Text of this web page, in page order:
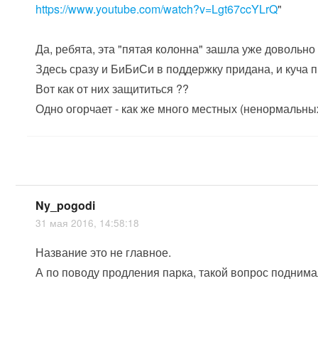
https://www.youtube.com/watch?v=Lgt67ccYLrQ"
Да, ребята, эта "пятая колонна" зашла уже
Здесь сразу и БиБиСи в поддержку придана, и куча
Вот как от них защититься ??
Одно огорчает - как же много местных
Ny_pogodi
31 мая 2016, 14:58:18
Название это не главное.
А по поводу продления парка, такой вопрос